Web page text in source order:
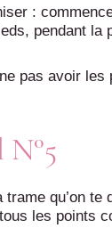
:
pendant la
pas avoir les
N°5
trame qu’on
les points